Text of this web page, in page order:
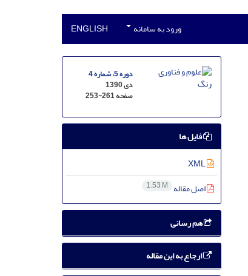
ورود به سامانه ENGLISH
دوره 5، شماره 4
دی 1390
صفحه253-261
فایل ها
XML
اصل مقاله 1.53 M
هم رسانی
ارجاع به این مقاله